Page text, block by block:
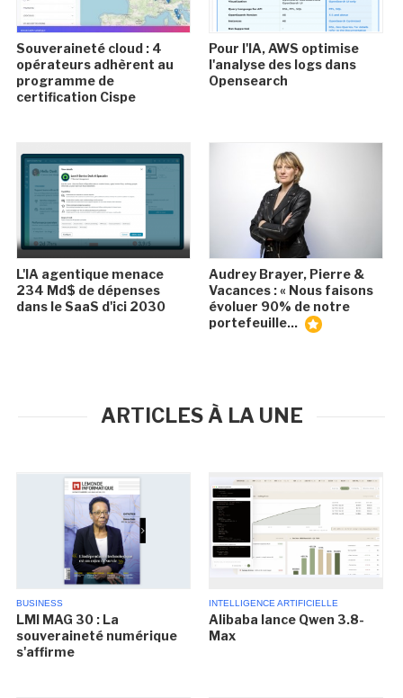
Souveraineté cloud : 4
opérateurs adhèrent au
programme de
certification Cispe
Pour l'IA, AWS optimise
l'analyse des logs dans
Opensearch
L'IA agentique menace
234 Md$ de dépenses
dans le SaaS d'ici 2030
Audrey Brayer, Pierre &
Vacances : « Nous faisons
évoluer 90% de notre
portefeuille...
ARTICLES À LA UNE
BUSINESS
LMI MAG 30 : La
souveraineté numérique
s'affirme
INTELLIGENCE ARTIFICIELLE
Alibaba lance Qwen 3.8-
Max